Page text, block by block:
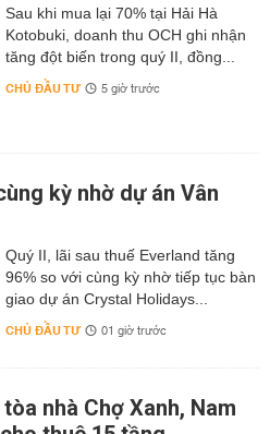
Sau khi mua lại 70% tại Hải Hà
Kotobuki, doanh thu OCH ghi nhận
tăng đột biến trong quý II, đồng...
CHỦ ĐẦU TƯ 5 giờ trước
kỳ nhờ dự án Vân
Quý II, lãi sau thuế Everland tăng
96% so với cùng kỳ nhờ tiếp tục bàn
giao dự án Crystal Holidays...
CHỦ ĐẦU TƯ 01 giờ trước
nhà Chợ Xanh, Nam